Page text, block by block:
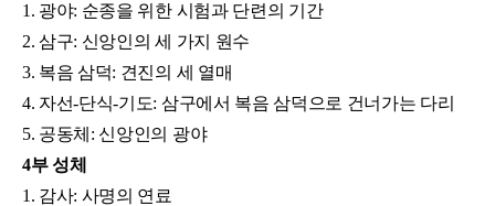
1. 광야: 순종을 위한 시험과 단련의 기간
2. 삼구: 신앙인의 세 가지 원수
3. 복음 삼덕: 견진의 세 열매
4. 자선-단식-기도: 삼구에서 복음 삼덕으로 건너가는 다리
5. 공동체: 신앙인의 광야
4부 성체
1. 감사: 사명의 연료